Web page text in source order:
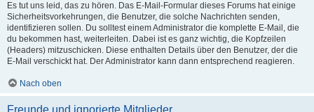
Es tut uns leid, das zu hören. Das E-Mail-Formular dieses Forums hat einige
Sicherheitsvorkehrungen, die Benutzer, die solche Nachrichten senden,
identifizieren sollen. Du solltest einem Administrator die komplette E-Mail, die
du bekommen hast, weiterleiten. Dabei ist es ganz wichtig, die Kopfzeilen
(Headers) mitzuschicken. Diese enthalten Details über den Benutzer, der die
E-Mail verschickt hat. Der Administrator kann dann entsprechend reagieren.
Nach oben
Freunde und ignorierte Mitglieder